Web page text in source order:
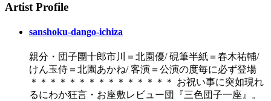
Artist Profile
sanshoku-dango-ichiza
親分・団子團十郎市川＝北園優/ 硯筆半紙＝春木祐輔/
けん玉侍＝北園あかね/ 客演＝公演の度毎に必ず登場
＊＊＊＊＊＊＊＊＊＊＊＊＊＊＊ お祝い事に突如現れ
るにわか狂言・お座敷レビュー団『三色団子一座』。